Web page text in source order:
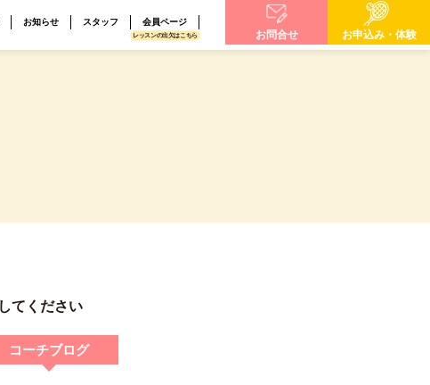
お知らせ スタッフ 会員ページ
レッスンの出欠はこちら お問合せ お申込み・体験
てください
コーチブログ